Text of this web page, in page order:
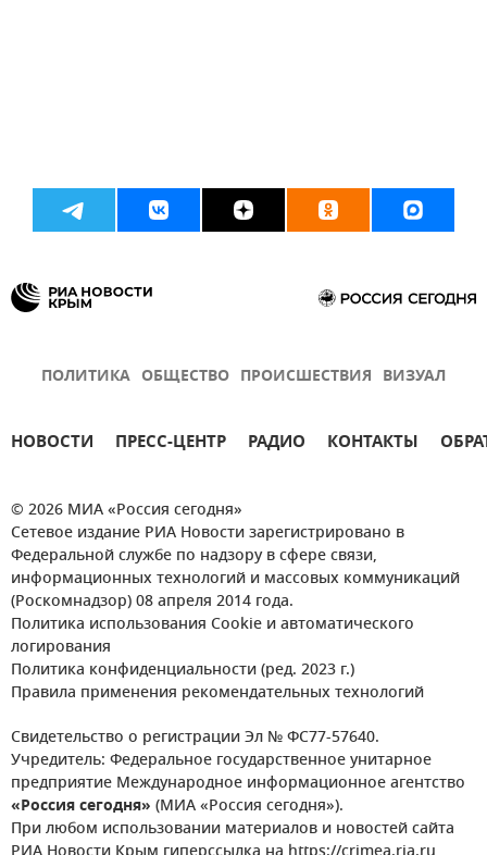
ПОЛИТИКА ОБЩЕСТВО ПРОИСШЕСТВИЯ ВИЗУАЛ
НОВОСТИ ПРЕСС-ЦЕНТР РАДИО КОНТАКТЫ
© 2026 МИА «Россия сегодня»
Сетевое издание РИА Новости зарегистрировано в
Федеральной службе по надзору в сфере связи,
информационных технологий и массовых коммуникаций
(Роскомнадзор) 08 апреля 2014 года.
Политика использования Cookie и автоматического
логирования
Политика конфиденциальности (ред. 2023 г.)
Правила применения рекомендательных технологий
Свидетельство о регистрации Эл № ФС77-57640.
Учредитель: Федеральное государственное унитарное
предприятие Международное информационное агентство
«Россия сегодня» (МИА «Россия сегодня»).
При любом использовании материалов и новостей сайта